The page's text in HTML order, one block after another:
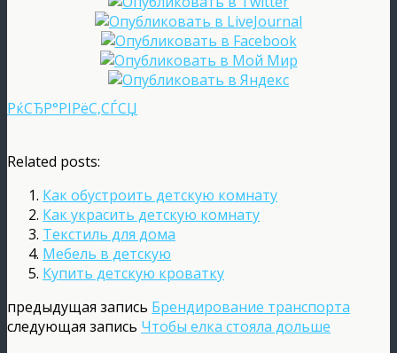
РќСЂР°РІРёС‚СЃСЏ
Related posts:
Как обустроить детскую комнату
Как украсить детскую комнату
Текстиль для дома
Мебель в детскую
Купить детскую кроватку
предыдущая запись Брендирование транспорта
следующая запись Чтобы елка стояла дольше